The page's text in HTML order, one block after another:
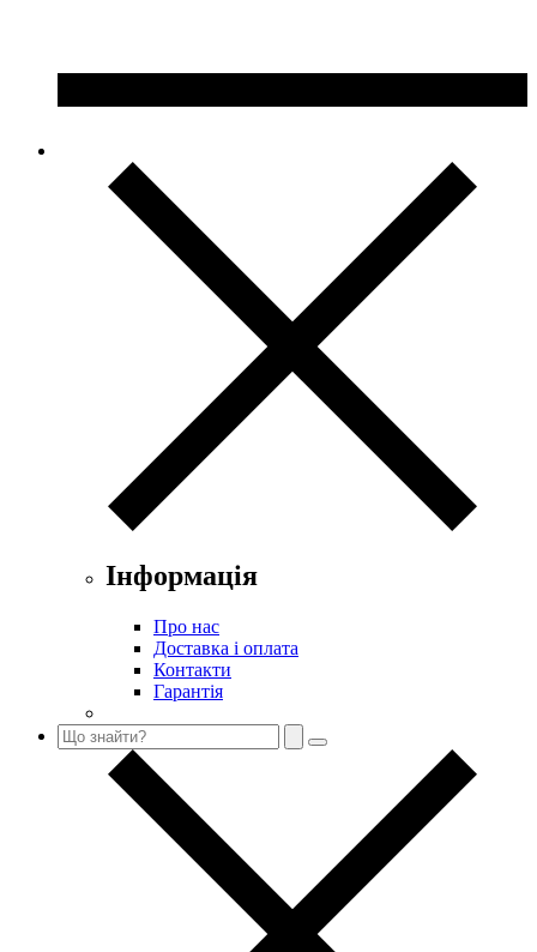
Інформація
Про нас
Доставка і оплата
Контакти
Гарантія